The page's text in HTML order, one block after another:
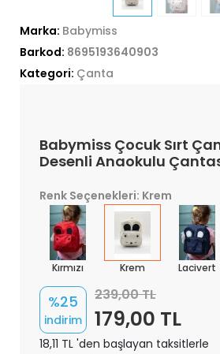
Marka: Babymiss
Barkod: 8695193640903
Kategori: Çanta
Babymiss Çocuk Sırt
Desenli Anaokulu
Renk Seçenekleri: Krem
Kırmızı Krem Lacivert
%25
indirim
239,00 TL
179,00 TL
18,11 TL 'den başlayan taksitlerle